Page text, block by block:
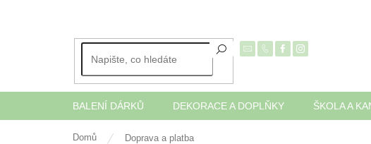
BALENÍ DÁRKŮ DEKORACE A DOPLŇKY ŠKOLA A
Domů Doprava a platba